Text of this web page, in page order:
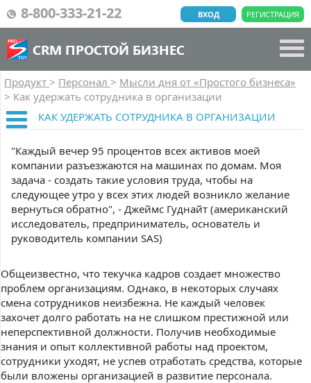
8-800-333-21-22 РЕГИСТРАЦИЯ
ВХОД
CRM ПРОСТОЙ БИЗНЕС
Продукт > Персонал > Мысли дня от «Простого бизнеса»
> Как удержать сотрудника в организации
КАК УДЕРЖАТЬ СОТРУДНИКА В ОРГАНИЗАЦИИ
"Каждый вечер 95 процентов всех активов моей
компании разъезжаются на машинах по домам. Моя
задача - создать такие условия труда, чтобы на
следующее утро у всех этих людей возникло желание
вернуться обратно", - Джеймс Гуднайт (американский
исследователь, предприниматель, основатель и
руководитель компании SAS)
Общеизвестно, что текучка кадров создает множество
проблем организациям. Однако, в некоторых случаях
смена сотрудников неизбежна. Не каждый человек
захочет долго работать на не слишком престижной или
неперспективной должности. Получив необходимые
знания и опыт коллективной работы над проектом,
сотрудники уходят, не успев отработать средства, которые
были вложены организацией в развитие персонала.